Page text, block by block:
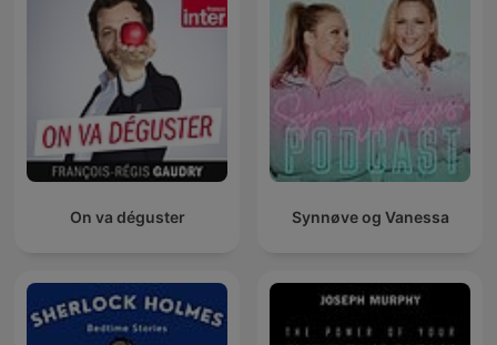
On va déguster Synnøve og Vanessa